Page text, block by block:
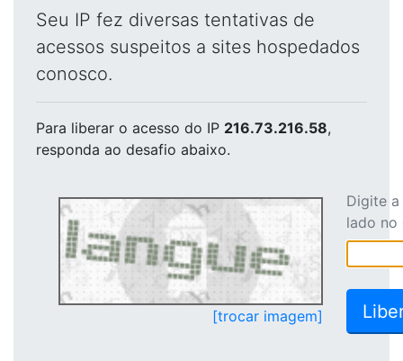
Seu IP fez diversas tentativas de
acessos suspeitos a sites hospedados
conosco.
Para liberar o acesso do IP 216.73.216.58,
responda ao desafio abaixo.
[trocar imagem]
Digite
lado no